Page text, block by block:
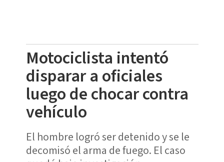
Motociclista intentó
disparar a oficiales
luego de chocar contra
vehículo
El hombre logró ser detenido y se le
decomisó el arma de fuego. El caso